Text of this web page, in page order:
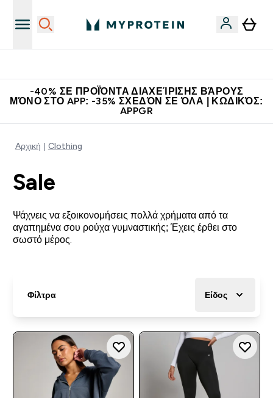
-40% ΣΕ ΠΡΟΪΌΝΤΑ ΔΙΑΧΕΊΡΙΣΗΣ ΒΆΡΟΥΣ
ΜΌΝΟ ΣΤΟ APP: -35% ΣΧΕΔΌΝ ΣΕ ΌΛΑ | ΚΩΔΙΚΌΣ:
APPGR
Αρχική Clothing
Sale
Ψάχνεις να εξοικονομήσεις πολλά χρήματα από τα
αγαπημένα σου ρούχα γυμναστικής; Έχεις έρθει στο
σωστό μέρος.
Φίλτρα Είδος